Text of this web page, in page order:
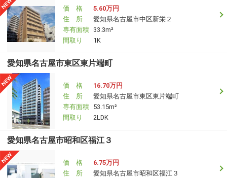
価 格
5.60万円
住 所
愛知県名古屋市中区新栄２
専有面積 33.3m²
間取り
1K
愛知県名古屋市東区東片端町
価 格
16.70万円
住 所
愛知県名古屋市東区東片端町
専有面積 53.15m²
間取り
2LDK
愛知県名古屋市昭和区福江３
価 格
6.75万円
住 所
愛知県名古屋市昭和区福江３